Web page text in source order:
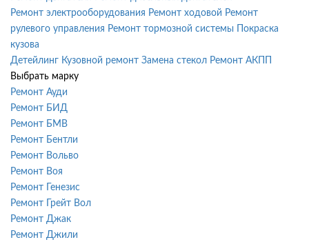
Ремонт электрооборудования Ремонт ходовой Ремонт
рулевого управления Ремонт тормозной системы
Покраска
кузова
Детейлинг Кузовной ремонт Замена стекол Ремонт АКПП
Выбрать марку
Ремонт Ауди
Ремонт БИД
Ремонт БМВ
Ремонт Бентли
Ремонт Вольво
Ремонт Воя
Ремонт Генезис
Ремонт Грейт Вол
Ремонт Джак
Ремонт Джили